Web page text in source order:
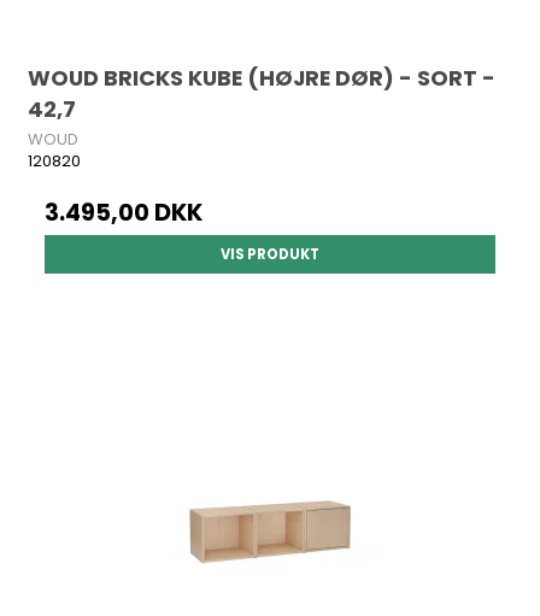
WOUD BRICKS KUBE (HØJRE DØR) - SORT -
42,7
WOUD
120820
3.495,00 DKK
VIS PRODUKT